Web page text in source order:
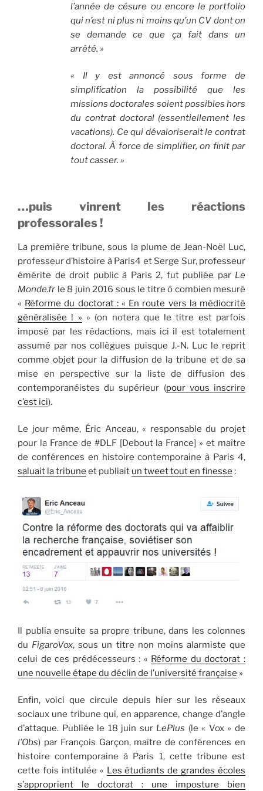
l’année de césure ou encore le portfolio
qui n’est ni plus ni moins qu’un CV dont on
se demande ce que ça fait dans un
arrêté. »
« Il y est annoncé sous forme de
simplification la possibilité que les
missions doctorales soient possibles hors
du contrat doctoral (essentiellement les
vacations). Ce qui dévaloriserait le contrat
doctoral. À force de simplifier, on finit par
tout casser. »
…puis vinrent les réactions
professorales !
La première tribune, sous la plume de Jean-Noël Luc,
professeur d’histoire à Paris4 et Serge Sur, professeur
émérite de droit public à Paris 2, fut publiée par Le
Monde.fr le 8 juin 2016 sous le titre ô combien mesuré
« Réforme du doctorat : « En route vers la médiocrité
généralisée ! » » (on notera que le titre est parfois
imposé par les rédactions, mais ici il est totalement
assumé par nos collègues puisque J.-N. Luc le reprit
comme objet pour la diffusion de la tribune et de sa
mise en perspective sur la liste de diffusion des
contemporanéistes du supérieur (pour vous inscrire
c’est ici).
Le jour même, Éric Anceau, « responsable du projet
pour la France de #DLF [Debout la France] » et maître
de conférences en histoire contemporaine à Paris 4,
saluait la tribune et publiait un tweet tout en finesse :
Il publia ensuite sa propre tribune, dans les colonnes
du FigaroVox, sous un titre non moins alarmiste que
celui de ces prédécesseurs : « Réforme du doctorat :
une nouvelle étape du déclin de l’université française »
Enfin, voici que circule depuis hier sur les réseaux
sociaux une tribune qui, en apparence, change d’angle
d’attaque. Publiée le 18 juin sur LePlus (le « Vox » de
l’Obs) par François Garçon, maître de conférences en
histoire contemporaine à Paris 1, cette tribune est
cette fois intitulée « Les étudiants de grandes écoles
s’approprient le doctorat : une imposture bien